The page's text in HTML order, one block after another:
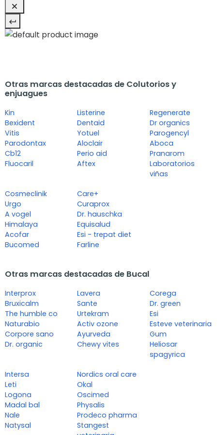
Otras marcas destacadas de Colutorios y
enjuagues
Kin
Bexident
Vitis
Parodontax
Cb12
Fluocaril
Listerine
Dentaid
Yotuel
Aloclair
Perio aid
Aftex
Regenerate
Dr organics
Parogencyl
Aboca
Pranarom
Laboratorios
viñas
Cosmeclinik
Urgo
A vogel
Himalaya
Acofar
Bucomed
Care+
Curaprox
Dr. hauschka
Equisalud
Esi - trepat diet
Farline
Otras marcas destacadas de Bucal
Interprox
Bruxicalm
The humble co
Naturabio
Corpore sano
Dr. organic
Lavera
Sante
Urtekram
Activ ozone
Ayurveda
Chewy vites
Corega
Dr. green
Esi
Esteve veterinaria
Gum
Heliosar
spagyrica
Intersa
Leti
Logona
Madal bal
Nale
Natysal
Nordics oral care
Okal
Oscimed
Physalis
Prodeco pharma
Stangest